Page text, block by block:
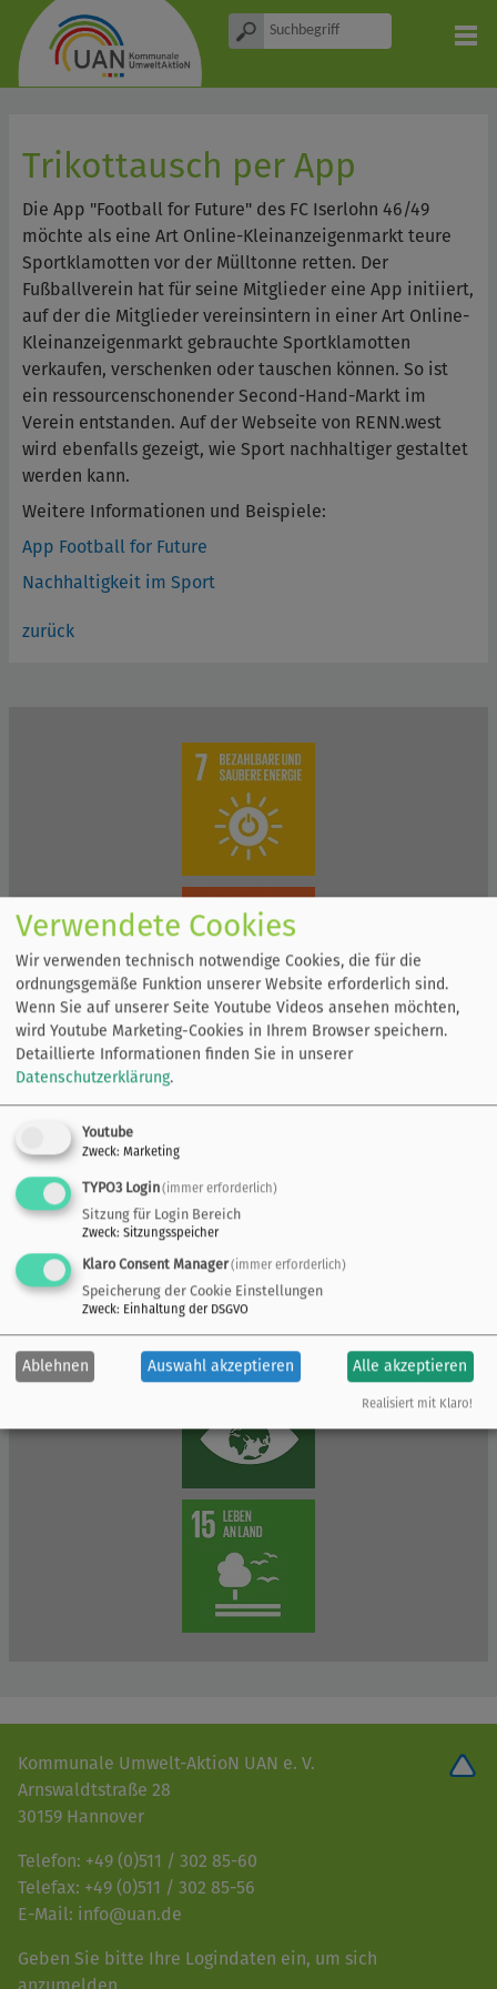
Trikottausch per App
Die App "Football for Future" des FC Iserlohn 46/49
möchte als eine Art Online-Kleinanzeigenmarkt teure
Sportklamotten vor der Mülltonne retten. Der
Fußballverein hat für seine Mitglieder eine App initiiert,
auf der die Mitglieder vereinsintern in einer Art Online-
Kleinanzeigenmarkt gebrauchte Sportklamotten
verkaufen, verschenken oder tauschen können. So ist
ein ressourcenschonender Second-Hand-Markt im
Verein entstanden. Auf der Webseite von RENN.west
wird ebenfalls gezeigt, wie Sport nachhaltiger gestaltet
werden kann.
Weitere Informationen und Beispiele:
App Football for Future
Nachhaltigkeit im Sport
zurück
Kommunale Umwelt-AktioN UAN e. V.
Arnswaldtstraße 28
30159 Hannover
Telefon: +49 (0)511 / 302 85-60
Telefax: +49 (0)511 / 302 85-56
E-Mail: info@uan.de
Geben Sie bitte Ihre Logindaten ein, um sich
Verwendete Cookies
Wir verwenden technisch notwendige Cookies, die für die
ordnungsgemäße Funktion unserer Website erforderlich sind.
Wenn Sie auf unserer Seite Youtube Videos ansehen möchten,
wird Youtube Marketing-Cookies in Ihrem Browser speichern.
Detaillierte Informationen finden Sie in unserer
Datenschutzerklärung.
Youtube
Zweck: Marketing
TYPO3 Login(immer erforderlich)
Sitzung für Login Bereich
Zweck: Sitzungsspeicher
Klaro Consent Manager(immer erforderlich)
Speicherung der Cookie Einstellungen
Zweck: Einhaltung der DSGVO
Ablehnen Auswahl akzeptieren Alle akzeptieren
Realisiert mit Klaro!